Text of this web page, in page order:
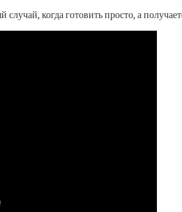
когда готовить просто, а